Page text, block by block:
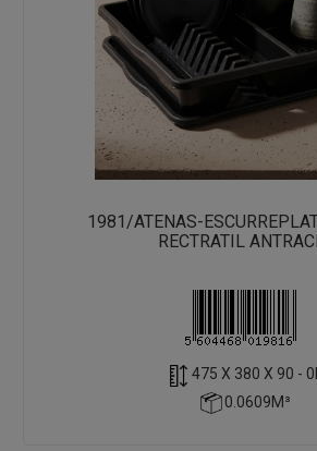
1981/ATENAS-
RECTRATIL
475 X 380 X 90 -
0.0609M³